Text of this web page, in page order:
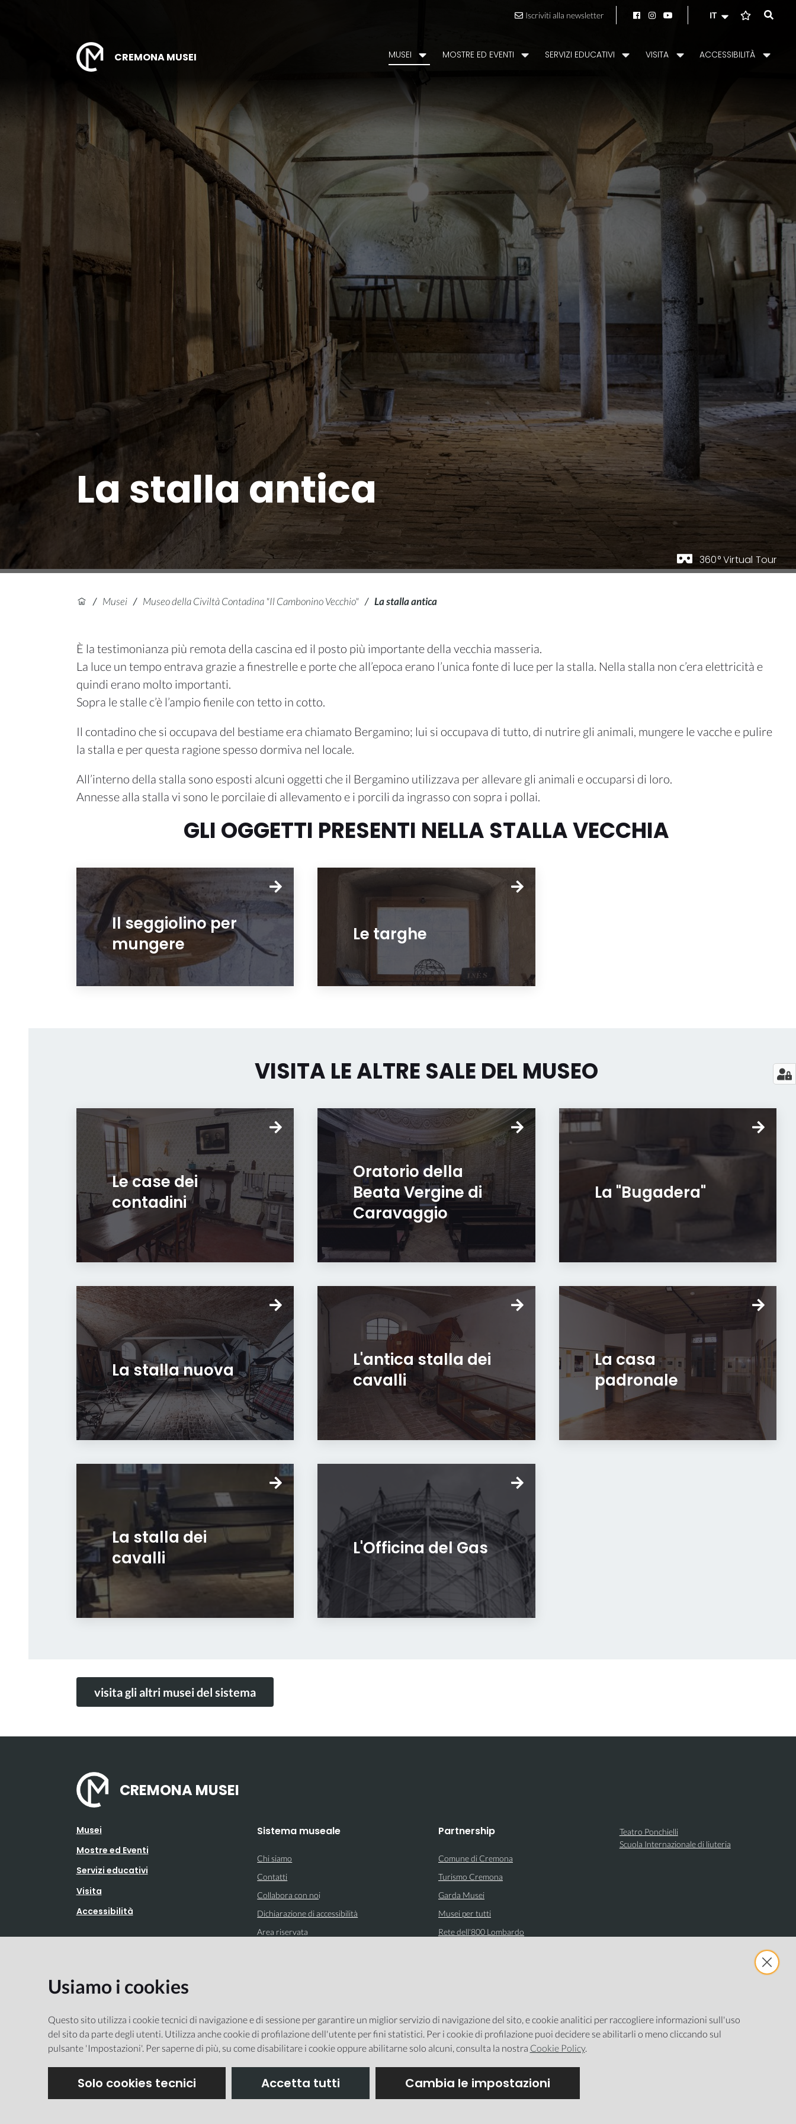
Iscriviti alla newsletter IT
CREMONA MUSEI MUSEI MOSTRE ED EVENTI SERVIZI EDUCATIVI VISITA ACCESSIBILITÀ
La stalla antica
360° Virtual Tour
/ Musei / Museo della Civiltà Contadina "Il Cambonino Vecchio" / La stalla antica
È la testimonianza più remota della cascina ed il posto più importante della vecchia masseria.
La luce un tempo entrava grazie a finestrelle e porte che all’epoca erano l’unica fonte di luce per la stalla. Nella stalla non c’era elettricità e
quindi erano molto importanti.
Sopra le stalle c’è l’ampio fienile con tetto in cotto.
Il contadino che si occupava del bestiame era chiamato Bergamino; lui si occupava di tutto, di nutrire gli animali, mungere le vacche e pulire
la stalla e per questa ragione spesso dormiva nel locale.
All’interno della stalla sono esposti alcuni oggetti che il Bergamino utilizzava per allevare gli animali e occuparsi di loro.
Annesse alla stalla vi sono le porcilaie di allevamento e i porcili da ingrasso con sopra i pollai.
GLI OGGETTI PRESENTI NELLA STALLA VECCHIA
Il seggiolino per
mungere
Le targhe
VISITA LE ALTRE SALE DEL MUSEO
Le case dei
contadini
Oratorio della
Beata Vergine di
Caravaggio
La "Bugadera"
La stalla nuova
L'antica stalla dei
cavalli
La casa
padronale
La stalla dei
cavalli
L'Officina del Gas
visita gli altri musei del sistema
CREMONA MUSEI
Musei
Mostre ed Eventi
Servizi educativi
Visita
Accessibilità
Sistema museale
Chi siamo
Contatti
Collabora con noi
Dichiarazione di accessibilità
Area riservata
Partnership
Comune di Cremona
Turismo Cremona
Garda Musei
Musei per tutti
Rete dell'800 Lombardo
Teatro Ponchielli
Scuola Internazionale di liuteria
Integrato con
Usiamo i cookies
Questo sito utilizza i cookie tecnici di navigazione e di sessione per garantire un miglior servizio di navigazione del sito, e cookie analitici per raccogliere informazioni sull'uso
del sito da parte degli utenti. Utilizza anche cookie di profilazione dell'utente per fini statistici. Per i cookie di profilazione puoi decidere se abilitarli o meno cliccando sul
pulsante 'Impostazioni'. Per saperne di più, su come disabilitare i cookie oppure abilitarne solo alcuni, consulta la nostra Cookie Policy.
Solo cookies tecnici Accetta tutti Cambia le impostazioni